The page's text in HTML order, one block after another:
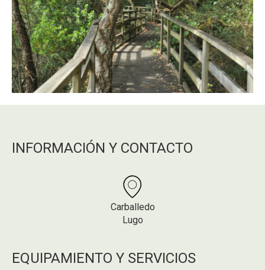
INFORMACIÓN Y CONTACTO
Carballedo
Lugo
EQUIPAMIENTO Y SERVICIOS